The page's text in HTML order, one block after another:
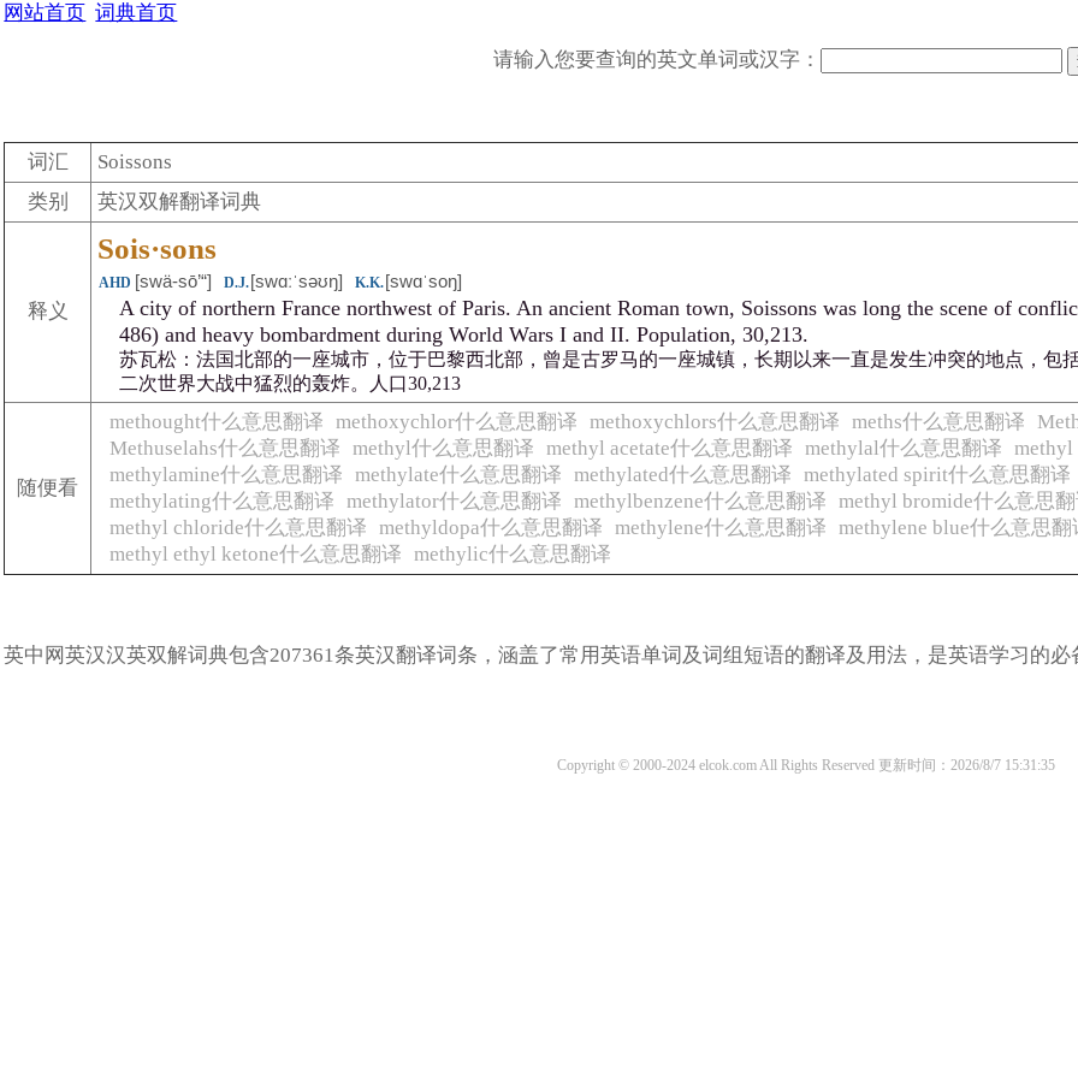
网站首页 词典首页
请输入您要查询的英文单词或汉字：
词汇
Soissons
类别
英汉双解翻译词典
释义
Sois·sons
AHD [swä-sō’“] D.J.[swɑːˈsəʊŋ] K.K.[swɑˈsoŋ]
A city of northern France northwest of Paris. An ancient Roman town, Soissons was long the scene of
486) and heavy bombardment during World Wars I and II. Population, 30,213.
苏瓦松：法国北部的一座城市，位于巴黎西北部，曾是古罗马的一座城镇，长期以来一直是发生冲突的地点，包
二次世界大战中猛烈的轰炸。人口30,213
随便看
methought什么意思翻译 methoxychlor什么意思翻译 methoxychlors什么意思翻译 meths什么意思翻译
Methuselahs什么意思翻译 methyl什么意思翻译 methyl acetate什么意思翻译 methylal什么意思翻译
methylamine什么意思翻译 methylate什么意思翻译 methylated什么意思翻译 methylated spirit什么意思翻译
methylating什么意思翻译 methylator什么意思翻译 methylbenzene什么意思翻译 methyl bromide什么意思
methyl chloride什么意思翻译 methyldopa什么意思翻译 methylene什么意思翻译 methylene blue什么意思翻
methyl ethyl ketone什么意思翻译 methylic什么意思翻译
英中网英汉汉英双解词典包含207361条英汉翻译词条，涵盖了常用英语单词及词组短语的翻译及用法，是英语学习的必
Copyright © 2000-2024 elcok.com All Rights Reserved 更新时间：2026/8/7 15:31:35